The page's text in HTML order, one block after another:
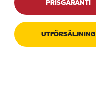
PRISGARANTI
UTFÖRSÄLJNING